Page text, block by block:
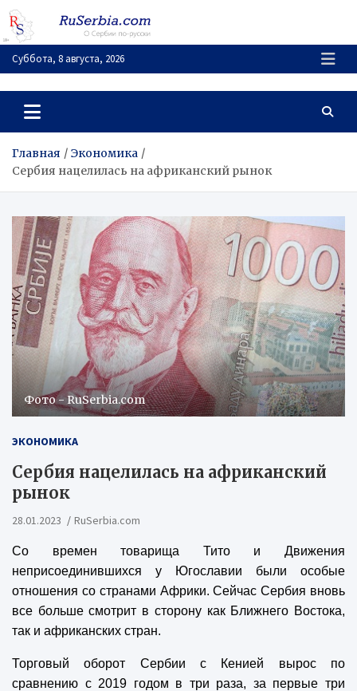
Перейти
содержимому
Суббота, 8 августа, 2026
RuSerbia.com
О Сербии – по-русски
Главная
Экономика
Сербия нацелилась на африканский рынок
Фото - RuSerbia.com
ЭКОНОМИКА
Сербия нацелилась на африканский
рынок
28.01.2023 RuSerbia.com
Со времен товарища Тито и Движения
неприсоединившихся у Югославии были особые
отношения со странами Африки. Сейчас Сербия вновь
все больше смотрит в сторону как Ближнего Востока,
так и африканских стран.
Торговый оборот Сербии с Кенией вырос по
сравнению с 2019 годом в три раза, за первые три